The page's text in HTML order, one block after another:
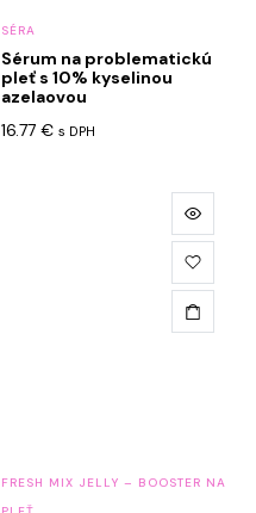
SÉRA
Sérum na problematickú
pleť s 10% kyselinou
azelaovou
16.77 € s DPH
FRESH MIX JELLY – BOOSTER NA